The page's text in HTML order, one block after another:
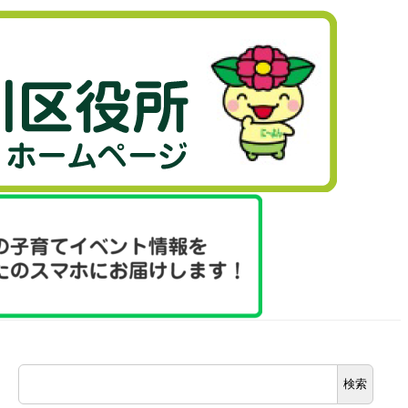
検
索
検索